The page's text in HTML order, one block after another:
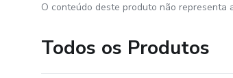
O conteúdo deste produto não representa
Todos os Produtos